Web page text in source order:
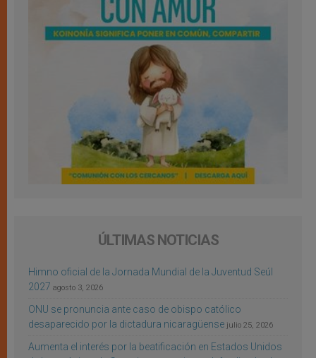
ÚLTIMAS NOTICIAS
Himno oficial de la Jornada Mundial de la Juventud Seúl
2027 agosto 3, 2026
ONU se pronuncia ante caso de obispo católico
desaparecido por la dictadura nicaragüense julio 25, 2026
Aumenta el interés por la beatificación en Estados Unidos